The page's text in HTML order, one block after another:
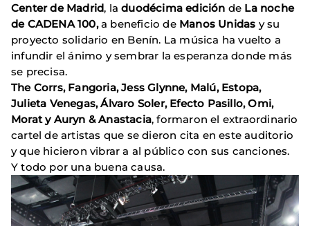
Center de Madrid, laduodécima edición de La noche
de CADENA 100,a beneficio de Manos Unidas y su
proyecto solidario en Benín. La música ha vuelto a
infundir el ánimo y sembrar la esperanza donde más
se precisa.
The Corrs, Fangoria, Jess Glynne, Malú, Estopa,
Julieta Venegas, Álvaro Soler, Efecto Pasillo, Omi,
Morat y Auryn & Anastacia, formaron el extraordinario
cartel de artistas que se dieron cita en este auditorio
y que hicieron vibrar a al público con sus canciones.
Y todo por una buena causa.